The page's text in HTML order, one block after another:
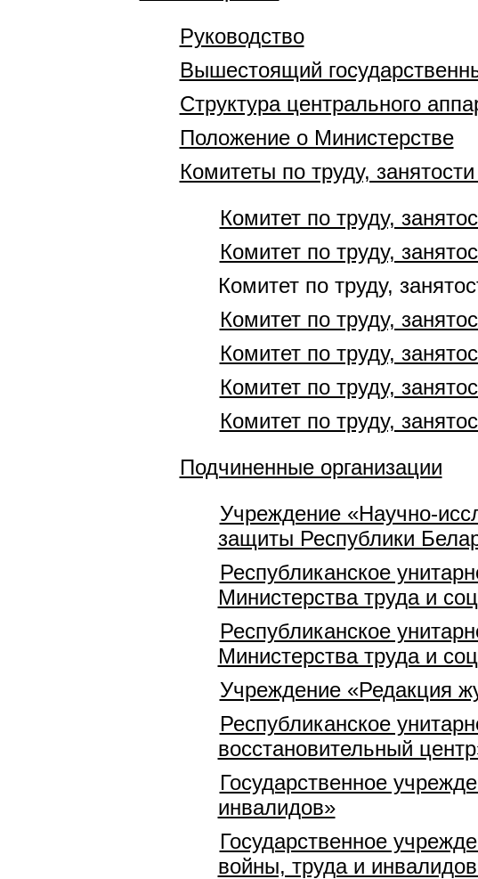
Руководство
Вышестоящий
Структура центрального
Положение о Министерстве
Комитеты по труду,
Комитет по труду,
Комитет по труду,
Комитет по труду,
Комитет по труду,
Комитет по труду,
Комитет по труду,
Комитет по труду,
Подчиненные организации
Учреждение «Научно-
защиты Республики
Республиканское
Министерства труда и
Республиканское
Министерства труда и
Учреждение «Редакция
Республиканское
восстановительный
Государственное
инвалидов»
Государственное
войны, труда и